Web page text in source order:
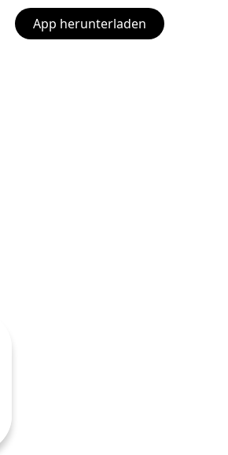
App herunterladen